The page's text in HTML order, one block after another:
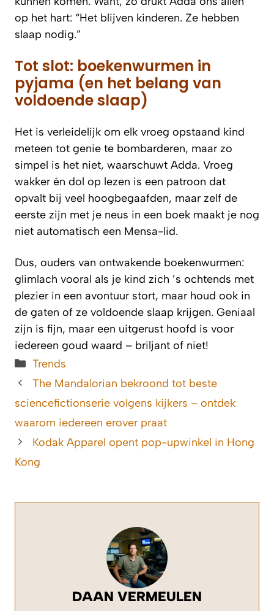
op het hart: “Het blijven kinderen. Ze hebben
slaap nodig.”
Tot slot: boekenwurmen in
pyjama (en het belang van
voldoende slaap)
Het is verleidelijk om elk vroeg opstaand kind
meteen tot genie te bombarderen, maar zo
simpel is het niet, waarschuwt Adda. Vroeg
wakker én dol op lezen is een patroon dat
opvalt bij veel hoogbegaafden, maar zelf de
eerste zijn met je neus in een boek maakt je nog
niet automatisch een Mensa-lid.
Dus, ouders van ontwakende boekenwurmen:
glimlach vooral als je kind zich ’s ochtends met
plezier in een avontuur stort, maar houd ook in
de gaten of ze voldoende slaap krijgen. Geniaal
zijn is fijn, maar een uitgerust hoofd is voor
iedereen goud waard – briljant of niet!
Categorieën
Trends
The Mandalorian bekroond tot beste
sciencefictionserie volgens kijkers – ontdek
waarom iedereen erover praat
Kodak Apparel opent pop-upwinkel in Hong
Kong
DAAN VERMEULEN